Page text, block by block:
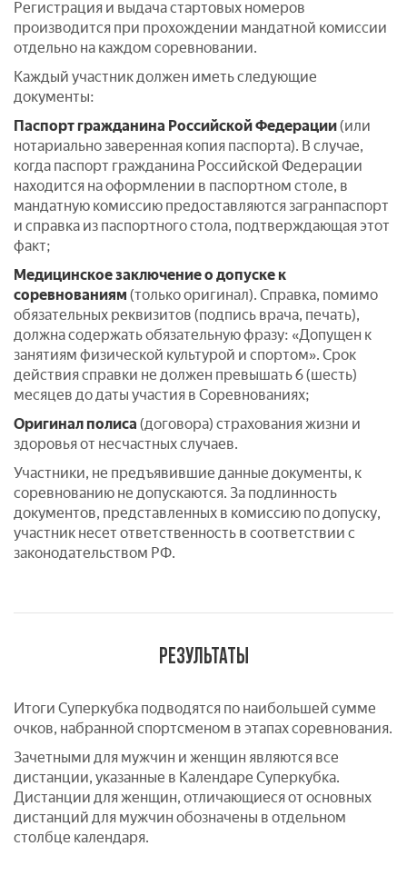
Регистрация и выдача стартовых номеров
производится при прохождении мандатной комиссии
отдельно на каждом соревновании.
Каждый участник должен иметь следующие
документы:
Паспорт гражданина Российской Федерации(или
нотариально заверенная копия паспорта). В случае,
когда паспорт гражданина Российской Федерации
находится на оформлении в паспортном столе, в
мандатную комиссию предоставляются загранпаспорт
и справка из паспортного стола, подтверждающая этот
факт;
Медицинское заключение о допуске к
соревнованиям (только оригинал). Справка, помимо
обязательных реквизитов (подпись врача, печать),
должна содержать обязательную фразу: «Допущен к
занятиям физической культурой и спортом». Срок
действия справки не должен превышать 6 (шесть)
месяцев до даты участия в Соревнованиях;
Оригинал полиса (договора) страхования жизни и
здоровья от несчастных случаев.
Участники, не предъявившие данные документы, к
соревнованию не допускаются. За подлинность
документов, представленных в комиссию по допуску,
участник несет ответственность в соответствии с
законодательством РФ.
РЕЗУЛЬТАТЫ
Итоги Суперкубка подводятся по наибольшей сумме
очков, набранной спортсменом в этапах соревнования.
Зачетными для мужчин и женщин являются все
дистанции, указанные в Календаре Суперкубка.
Дистанции для женщин, отличающиеся от основных
дистанций для мужчин обозначены в отдельном
столбце календаря.